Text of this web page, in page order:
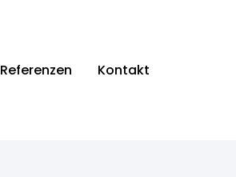
Referenzen Kontakt